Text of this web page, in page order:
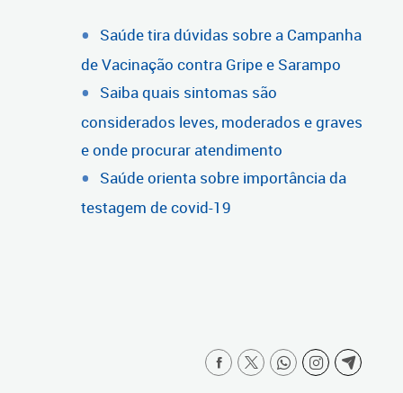
Saúde tira dúvidas sobre a Campanha
de Vacinação contra Gripe e Sarampo
Saiba quais sintomas são
considerados leves, moderados e graves
e onde procurar atendimento
Saúde orienta sobre importância da
testagem de covid-19